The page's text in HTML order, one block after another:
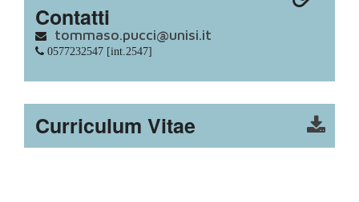
Contatti
tommaso.pucci@unisi.it
0577232547 [int.2547]
Curriculum Vitae